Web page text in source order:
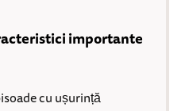
importante
cu ușurință